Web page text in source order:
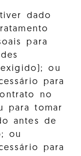
dado
para
ou
para
no
para tomar
antes de
ou
para